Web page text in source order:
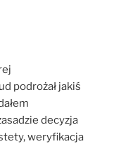
podrożał jakiś
decyzja
weryfikacja